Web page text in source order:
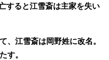
すると江雪斎は主家を失い
、江雪斎は岡野姓に改名。
す。